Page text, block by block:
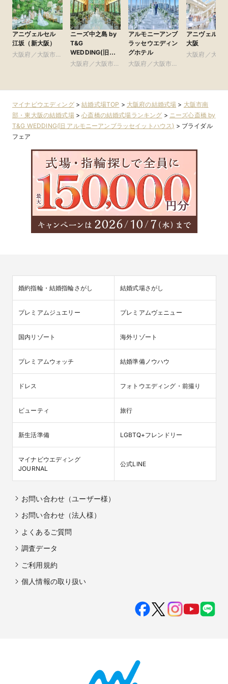
アニヴェルセル
江坂（新大阪）
大阪府／大阪市北
ニーズ中之島 by
T&G
WEDDING(旧
アーセンティア迎
大阪府／大阪市北
アルモニーアンブ
ラッセウエディン
グホテル
大阪府／大阪市北
アニヴェルセ
大阪
大阪府／大阪
マイナビウエディング>結婚式場TOP > 大阪府の結婚式場 > 大阪市南
部・東大阪の結婚式場>心斎橋の結婚式場ランキング > ニーズ心斎橋 by
T&G WEDDING(旧 アルモニーアンブラッセイットハウス) > ブライダル
フェア
婚約指輪・結婚指輪さがし 結婚式場さがし
プレミアムジュエリー プレミアムヴェニュー
国内リゾート 海外リゾート
プレミアムウォッチ 結婚準備ノウハウ
ドレス フォトウエディング・前撮り
ビューティ 旅行
新生活準備 LGBTQ+フレンドリー
マイナビウエディング
JOURNAL
公式LINE
お問い合わせ（ユーザー様）
お問い合わせ（法人様）
よくあるご質問
調査データ
ご利用規約
個人情報の取り扱い